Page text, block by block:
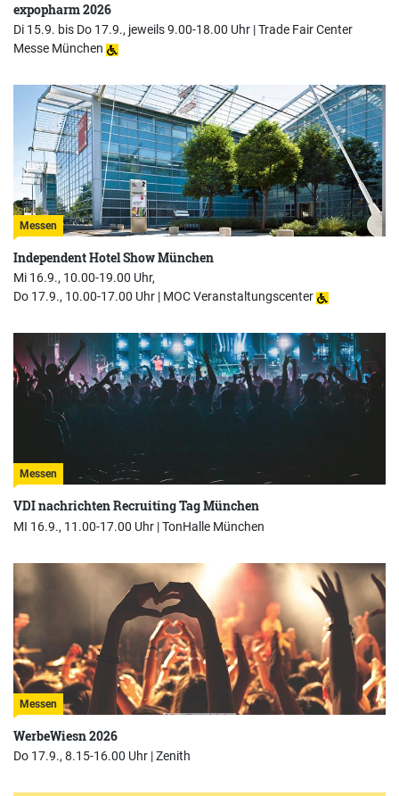
expopharm 2026
Di 15.9. bis Do 17.9., jeweils 9.00-18.00 Uhr |Trade Fair Center
Messe München
Messen
Independent Hotel Show München
Mi 16.9., 10.00-19.00 Uhr,
Do 17.9., 10.00-17.00 Uhr | MOC Veranstaltungscenter
Messen
VDI nachrichten Recruiting Tag München
MI 16.9., 11.00-17.00 Uhr |TonHalle München
Messen
WerbeWiesn 2026
Do 17.9., 8.15-16.00 Uhr |Zenith